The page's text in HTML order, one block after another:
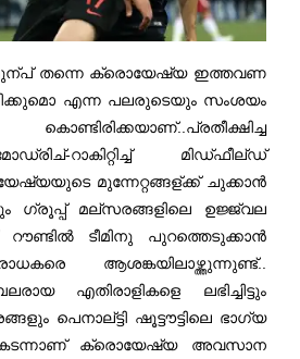
തന്നെ ക്രൊയേഷ്യ ഇത്തവണ
എന്ന പലരുടെയും സംശയം
റാകിറ്റിച്ച് മിഡ്ഫീല്ഡ്
മുന്നേറ്റങ്ങള്ക്ക് ചുക്കാന്‍
ഗ്രൂപ്പ് മല്സരങ്ങളിലെ ഉജ്ജ്വല
റൗണ്ടില്‍ ടീമിനു പുറത്തെടുക്കാന്‍
ആശങ്കയിലാഴ്ത്തുന്നുണ്ട്..
എതിരാളികളെ ലഭിച്ചിട്ടും
പെനാല്ട്ടി ഷൂട്ടൗട്ടിലെ ഭാഗ്യ
ക്രൊയേഷ്യ അവസാന